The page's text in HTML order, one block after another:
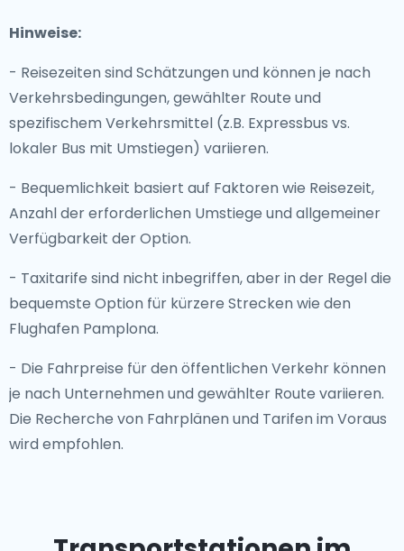
Hinweise:
- Reisezeiten sind Schätzungen und können je nach
Verkehrsbedingungen, gewählter Route und
spezifischem Verkehrsmittel (z.B. Expressbus vs.
lokaler Bus mit Umstiegen) variieren.
- Bequemlichkeit basiert auf Faktoren wie Reisezeit,
Anzahl der erforderlichen Umstiege und allgemeiner
Verfügbarkeit der Option.
- Taxitarife sind nicht inbegriffen, aber in der Regel die
bequemste Option für kürzere Strecken wie den
Flughafen Pamplona.
- Die Fahrpreise für den öffentlichen Verkehr können
je nach Unternehmen und gewählter Route variieren.
Die Recherche von Fahrplänen und Tarifen im Voraus
wird empfohlen.